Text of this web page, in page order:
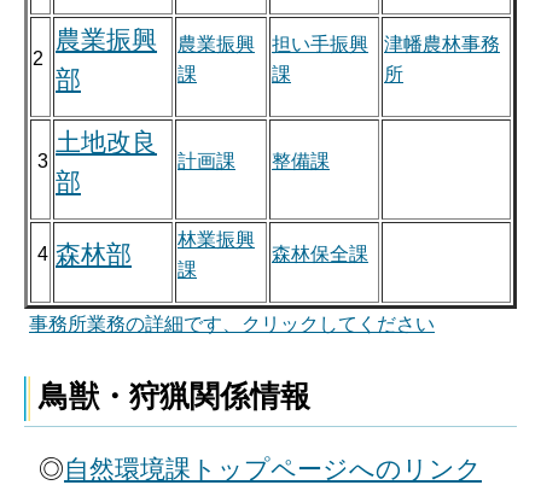
2
農業振興
部
農業振興
課
担い手振興
課
津幡農林事務
所
3
土地改良
部
計画課 整備課
4 森林部
林業振興
課
森林保全課
事務所業務の詳細です、クリックしてください
鳥獣・狩猟関係情報
◎自然環境課トップページへのリンク